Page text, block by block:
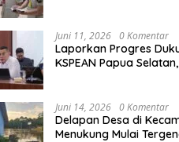
Juni 11, 2026 0 Komentar
Laporkan Progres
KSPEAN Papua Selatan,
Nasional
Juni 14, 2026 0 Komentar
Delapan Desa di
Menukung Mulai